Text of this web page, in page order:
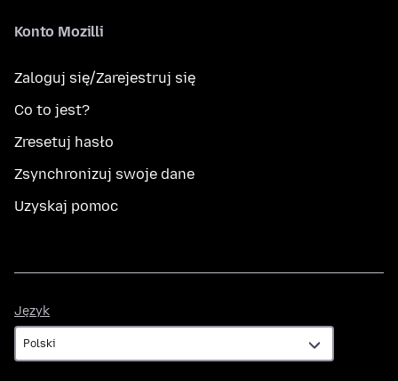
Konto Mozilli
Zaloguj się/Zarejestruj się
Co to jest?
Zresetuj hasło
Zsynchronizuj swoje dane
Uzyskaj pomoc
Język